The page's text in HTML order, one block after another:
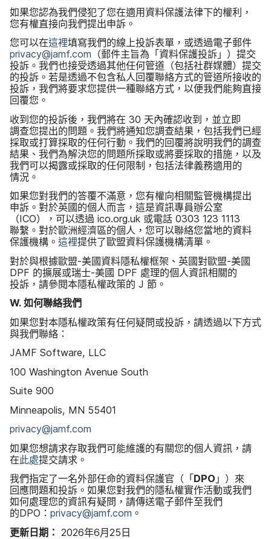
如果​您​認為​我們​侵犯​了​您​在​適用​資料​保護​法律下​的​權利，​
您有​權​直接​向​我們​提出​申訴。
您​可以​在這​裡填寫​我們​的​線上​投訴​表單，​或​透過​電子​郵件
privacy@jamf.com （​郵件​主旨為​「資料​保護​投訴」​）​提交​
投訴。​我們​也​接受​透過​其他​任何​管道​（​包括​社群​媒體​）​提交​
的​投訴。​若​是​透過​不包​含​私人​回覆​聯絡​方式​的​管道​所​接收​的​
投訴，​我們​將​要求​您​提供​一​種​聯絡​方式，​以​便​我們​能夠​直接​
回​覆您。
收​到​您​的​投訴​後，​我們​將​在 30 天​內確認​收到，​並​立即​
調查您​提出​的​問題。​我們​將​通知​您​調查​結果，​包括​我們​已經​
採取​或​打算​採取​的​任何​行動。​我們​的​回覆​將​說明​我們​的​調查​
結果、​我們​為​解決您​的​問題​所​採取​或​將​要​採取​的​措施，​以及​
我們​可以​揭露​或​採取​的​任何​限制，​包括​法律​義務​適用​的​
情況。
如果​您​對​我們​的​答覆​不​滿意，​您有​權​向​相關​監管​機構​提出​
申訴。​對於​英國​的​個人​而言，​這​是​資訊​專員​辦公室​
（ICO），​可以​透過 ico.org.uk 或​電話 0303 123 1113
聯繫。​對於​歐洲​經濟區​的​個人，​您可以​聯絡​您​當地​的​資料​
保護​機構。 這​裡提供​了​歐盟​資料​保護​機構​清單。
對於​與​根據​歐盟-美國​資料​隱私權​框架、​英國​對​歐盟-美國
DPF 的​擴展​或​瑞士-美國 DPF 處理​的​個人​資訊​相關​的​
投訴，​請​參閱​本​隱私權​政策​的 J 節。
W. 如何​聯絡​我們
如果​您​對​本​隱​私權​政策​有​任何​疑問​或​投訴，​請​透過​以下​方式​
與​我們​聯絡：
JAMF Software, LLC
100 Washington Avenue South
Suite 900
Minneapolis, MN 55401
privacy@jamf.com
如果​您​想​請求​存取​我們​可能​維護​的​有關​您​的​個人​資訊，​請​
在此​處提交​請求。
我們​指定​了​一​名​外部​任命​的​資料​保護​官（​「DPO 」​）來​
回應​問題​和​投訴。​如果​您​對​我們​的​隱私權​實作​活動​或​我們​
如何​處理您​的​資訊​有​疑問，​請​傳送​電子​郵件​至​我們​
的DPO ： privacy@jamf.com 。
更​新日期： 2026年6月25日